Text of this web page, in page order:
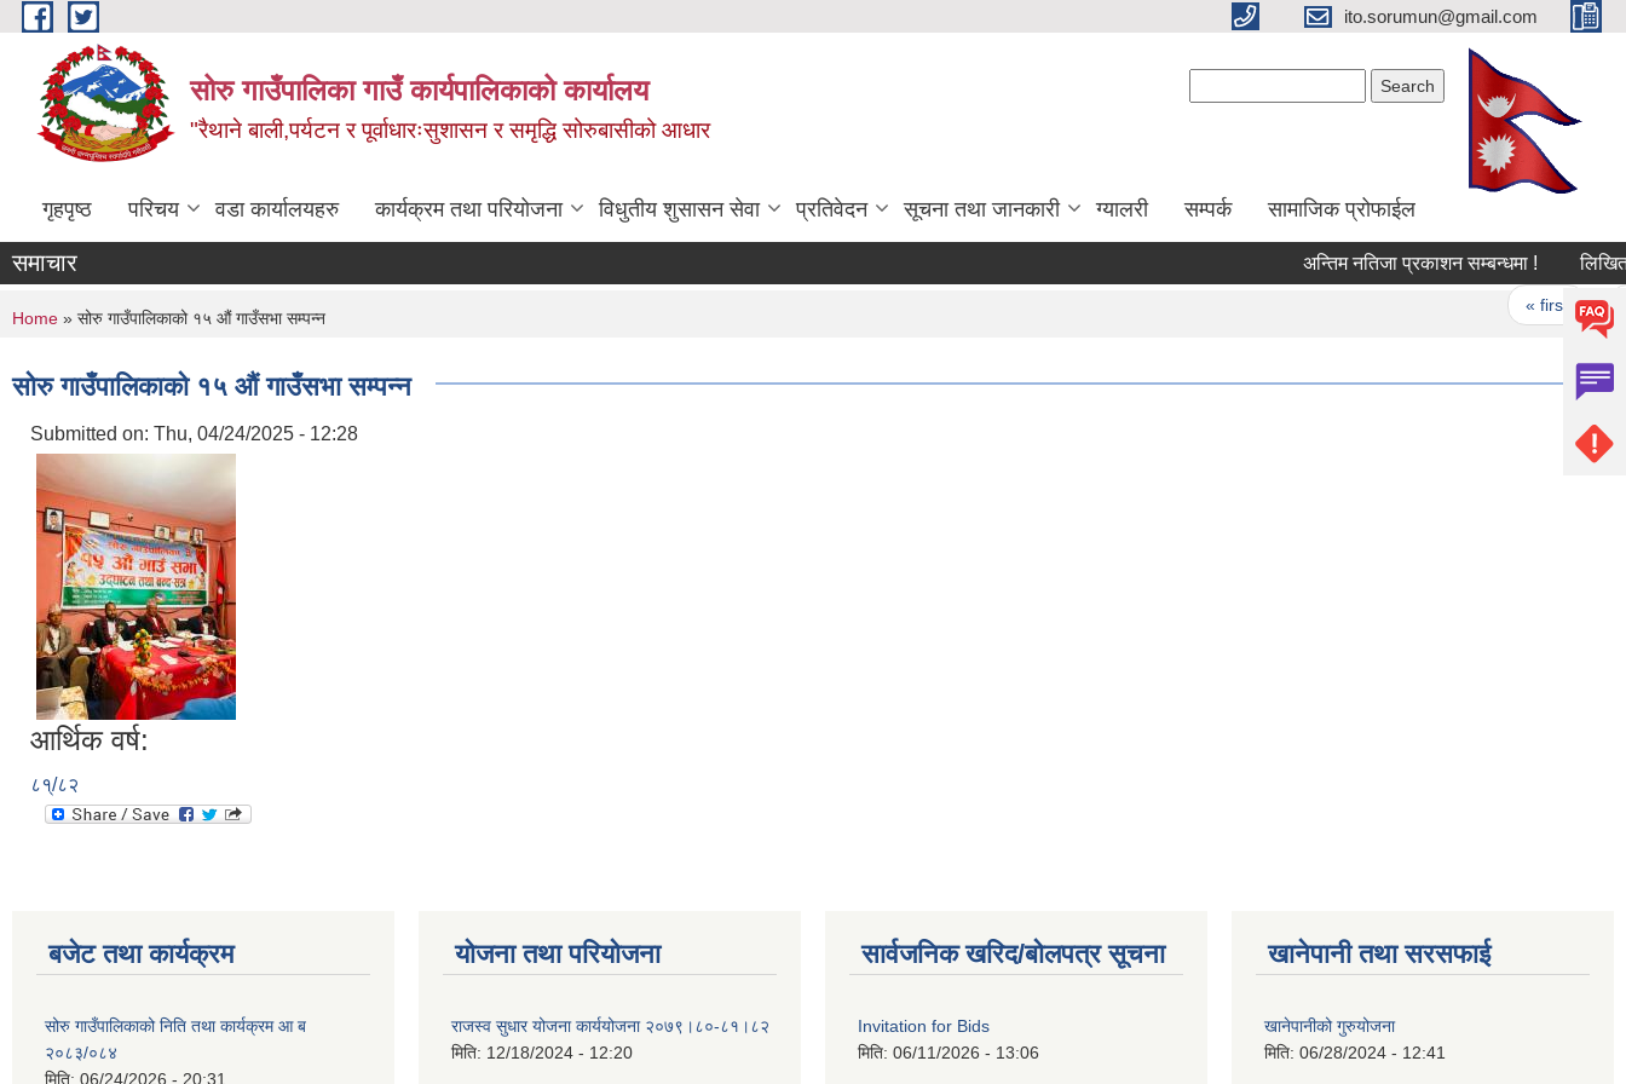
Skip to main content ito.sorumun@gmail.com
सोरु गाउँपालिका गाउँ कार्यपालिकाको कार्यालय
"रैथाने बाली,पर्यटन र पूर्वाधारःसुशासन र समृद्धि सोरुबासीको आधार
गृहपृष्ठ परिचय वडा कार्यालयहरु कार्यक्रम तथा परियोजना विधुतीय शुसासन सेवा प्रतिवेदन सूचना तथा जानकारी ग्यालरी सम्पर्क सामाजिक प्रोफाईल
समाचार अन्तिम नतिजा प्रकाशन सम्बन्धमा ! लिखित
« first ‹
You are here
Home » सोरु गाउँपालिकाको १५ औं गाउँसभा सम्पन्न
सोरु गाउँपालिकाको १५ औं गाउँसभा सम्पन्न
Submitted on: Thu, 04/24/2025 - 12:28
आर्थिक वर्ष:
८१्/८२
बजेट तथा कार्यक्रम
सोरु गाउँपालिकाको निति तथा कार्यक्रम आ ब
२०८३/०८४
मिति: 06/24/2026 - 20:31
योजना तथा परियोजना
राजस्व सुधार योजना कार्ययोजना २०७९।८०-८१।८२
मिति: 12/18/2024 - 12:20
सार्वजनिक खरिद/बोलपत्र सूचना
Invitation for Bids
मिति: 06/11/2026 - 13:06
खानेपानी तथा सरसफाई
खानेपानीको गुरुयोजना
मिति: 06/28/2024 - 12:41